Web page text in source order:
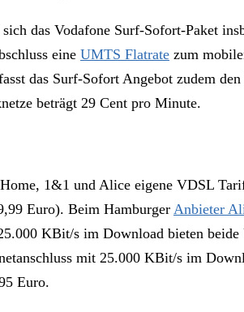
das Vodafone Surf-Sofort-Paket
eine UMTS Flatrate zum
das Surf-Sofort Angebot zudem
beträgt 29 Cent pro Minute.
1&1 und Alice eigene VDSL
Euro). Beim Hamburger Anbieter
KBit/s im Download bieten
mit 25.000 KBit/s im
Euro.